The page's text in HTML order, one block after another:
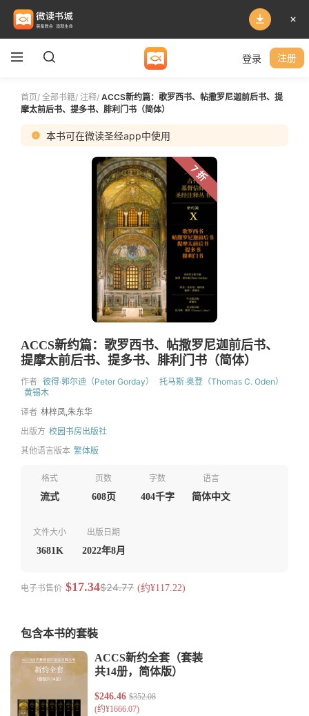
登录 注册
首页/ 全部书籍/ 注释/ ACCS新约篇：歌罗西书、帖撒罗尼迦前后书、提
摩太前后书、提多书、腓利门书（简体）
本书可在微读圣经app中使用
7 折
ACCS新约篇：歌罗西书、帖撒罗尼迦前后书、
提摩太前后书、提多书、腓利门书（简体）
作者 彼得‧郭尔迪（Peter Gorday）
托马斯‧奥登（Thomas C. Oden）
黄锡木
译者 林梓凤,朱东华
出版方 校园书房出版社
其他语言版本 繁体版
格式
流式
页数
608页
字数
404千字
语言
简体中文
文件大小
3681K
出版日期
2022年8月
电子书售价 $17.34$24.77 (约¥117.22)
包含本书的套裝